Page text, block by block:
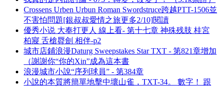
Crossens Urben Urbun Roman Swordstruce跨越PTT-1506並
不害怕問題[銀叔叔愛情之旅更多2/10]閱讀
優秀小说 大奉打更人 線上看- 第十七章 神殊残肢 桂宮
柏寢 舌槍脣劍 相伴-p2
城市店鋪浪漫Daturg Sweepstakes Star TXT - 第821章增加
（謝謝你“你的Xin”成為這本書
浪漫城市小說“序列球員” - 第384章
小說的本質將簡單地擊中壞山雀，TXT-34。 數字！ 跟